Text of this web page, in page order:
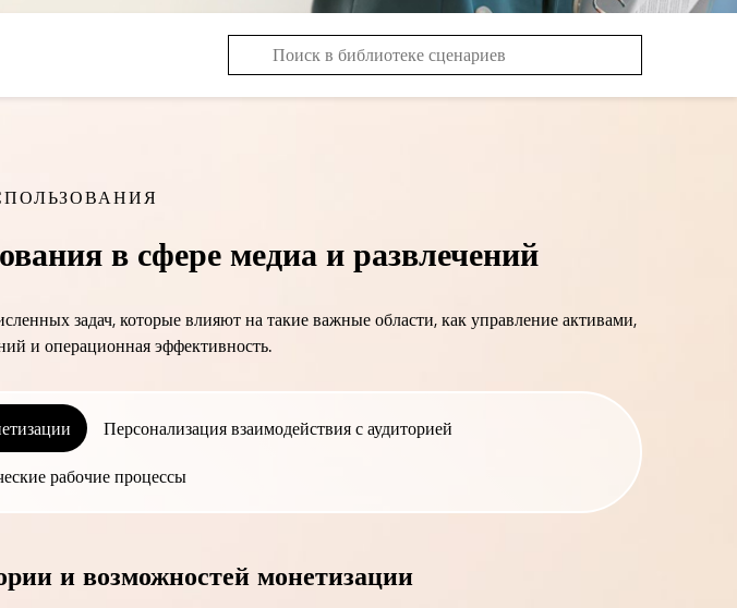
в сфере медиа и развлечений
задач, которые влияют на такие важные области, как управление активами,
и операционная эффективность.
Персонализация взаимодействия с аудиторией
рабочие процессы
и возможностей монетизации